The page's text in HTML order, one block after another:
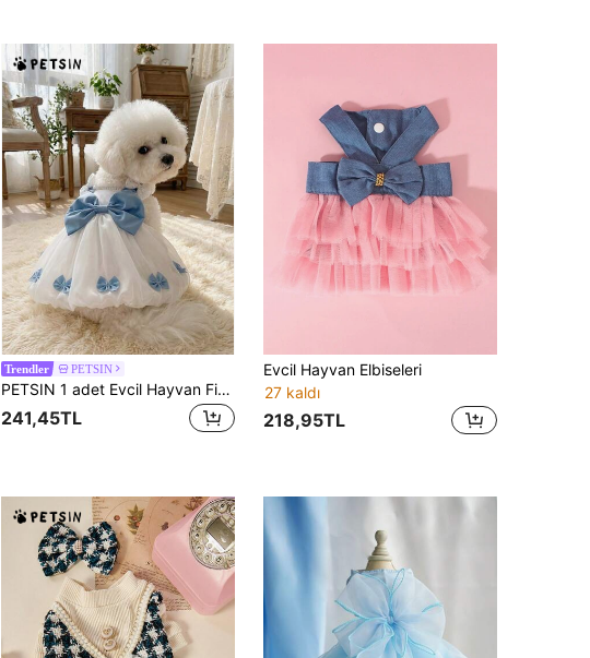
Trendler PETSIN
PETSIN 1 adet Evcil Hayvan Fiyonklu Elbise, Prenses Tasarımı, Köpekler ve Kediler İçin
241,45TL
Evcil Hayvan Elbiseleri
27 kaldı
218,95TL